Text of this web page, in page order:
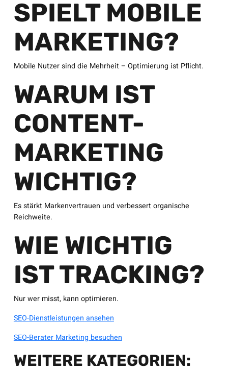
SPIELT MOBILE
MARKETING?
Mobile Nutzer sind die Mehrheit – Optimierung ist Pflicht.
WARUM IST
CONTENT-
MARKETING
WICHTIG?
Es stärkt Markenvertrauen und verbessert organische
Reichweite.
WIE WICHTIG
IST TRACKING?
Nur wer misst, kann optimieren.
SEO-Dienstleistungen ansehen
SEO-Berater Marketing besuchen
WEITERE KATEGORIEN: